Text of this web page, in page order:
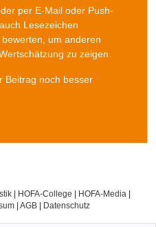
per E-Mail oder Push-
Lesezeichen
um anderen
zu zeigen.
Beitrag noch besser
HOFA-College HOFA-Media
AGB Datenschutz